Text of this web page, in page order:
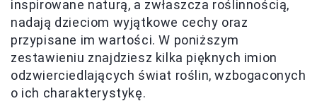
inspirowane naturą, a zwłaszcza roślinnością,
nadają dzieciom wyjątkowe cechy oraz
przypisane im wartości. W poniższym
zestawieniu znajdziesz kilka pięknych imion
odzwierciedlających świat roślin, wzbogaconych
o ich charakterystykę.